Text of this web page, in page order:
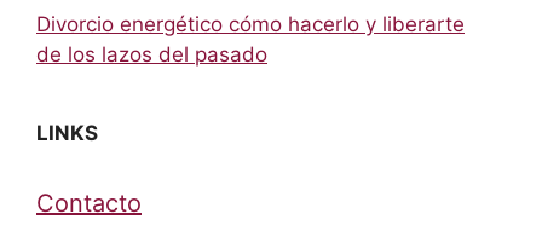
Divorcio energético cómo hacerlo y liberarte
de los lazos del pasado
LINKS
Contacto